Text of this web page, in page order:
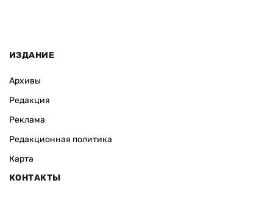
ИЗДАНИЕ
Архивы
Редакция
Реклама
Редакционная политика
Карта
КОНТАКТЫ